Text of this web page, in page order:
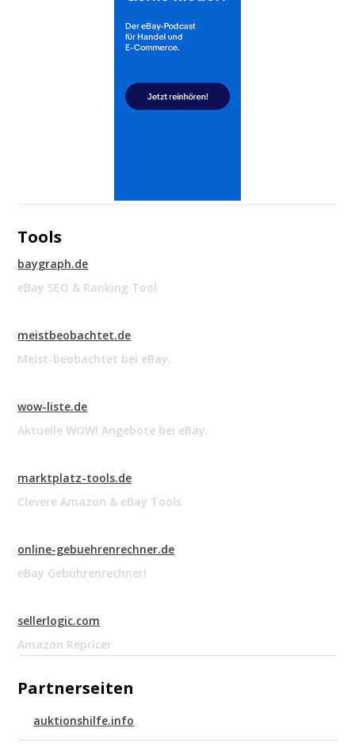
Tools
baygraph.de
eBay SEO & Ranking Tool
meistbeobachtet.de
Meist-beobachtet bei eBay.
wow-liste.de
Aktuelle WOW! Angebote bei eBay.
marktplatz-tools.de
Clevere Amazon & eBay Tools
online-gebuehrenrechner.de
eBay Gebührenrechner!
sellerlogic.com
Amazon Repricer
Partnerseiten
auktionshilfe.info